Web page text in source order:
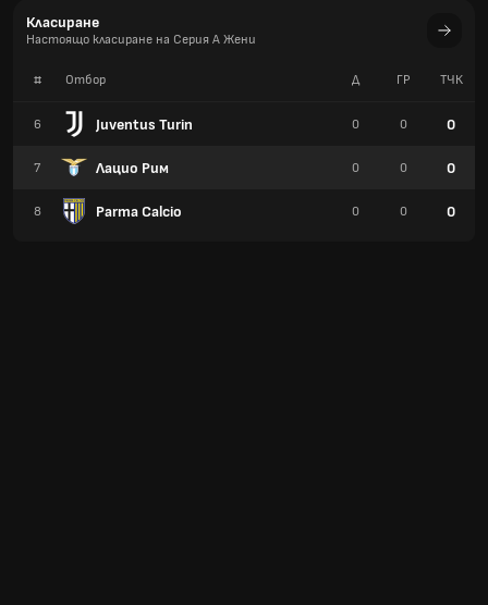
Класиране
Настоящо класиране на Серия A Жени
# Отбор
6 Juventus Turin
7 Лацио Рим
8 Parma Calcio
Д ГР TЧК
0 0 0
0 0 0
0 0 0